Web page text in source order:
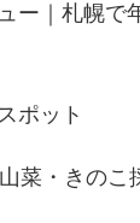
ー｜札幌で
ポット
菜・きのこ